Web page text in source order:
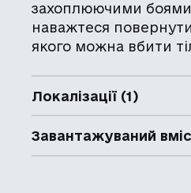
захоплюючими боями
наважтеся
якого можна вбити
Локалізації (1)
Завантажуваний